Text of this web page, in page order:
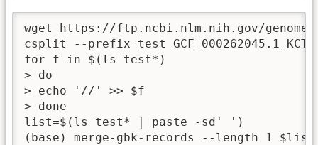
wget https://ftp.ncbi.nlm.nih.gov/genomes/all/
csplit --prefix=test
for f in $(ls test*)
> do
> echo '//' >> $f
> done
list=$(ls test* | paste -sd' ')
(base) merge-gbk-records --length 1 $list